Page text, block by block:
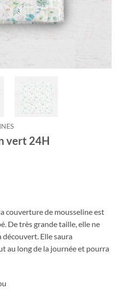
vert 24H
couverture de mousseline est
De très grande taille, elle ne
découvert. Elle saura
au long de la journée et pourra